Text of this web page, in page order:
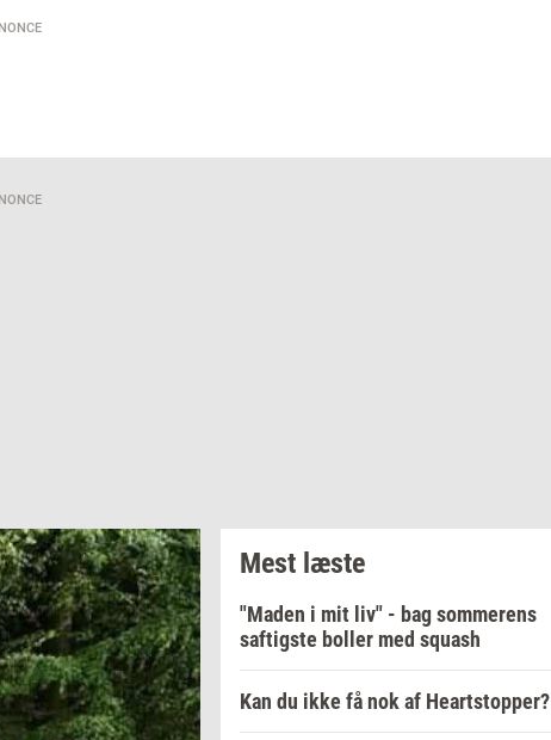
Mest læste
"Maden i mit liv" - bag sommerens
saftigste boller med squash
Kan du ikke få nok af Heartstopper?